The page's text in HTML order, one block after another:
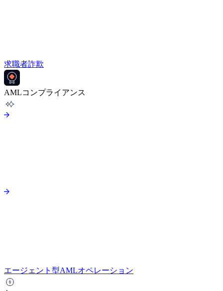
求職者詐欺
AMLコンプライアンス
エージェント型AMLオペレーション